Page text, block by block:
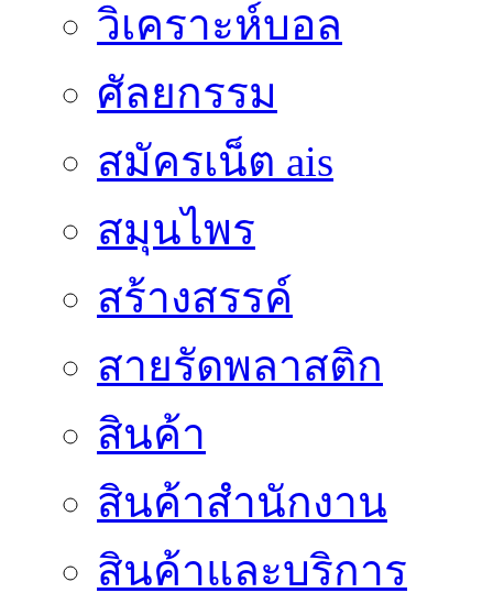
วิเคราะห์บอล
ศัลยกรรม
สมัครเน็ต ais
สมุนไพร
สร้างสรรค์
สายรัดพลาสติก
สินค้า
สินค้าสํานักงาน
สินค้าและบริการ